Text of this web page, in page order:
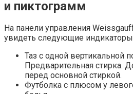
и пиктограмм
На панели управления
увидеть следующие
Таз с одной вертикальной
Предварительная стирка.
перед основной стиркой.
Футболка с плюсом у